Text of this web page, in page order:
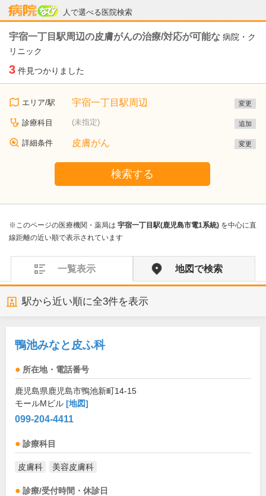
人で選べる医院検索
病院なび
宇宿一丁目駅周辺の皮膚がんの治療/対応が可能な 病院・ク
リニック
3 件見つかりました
エリア/駅 宇宿一丁目駅周辺 変更
診療科目 (未指定) 追加
詳細条件 皮膚がん 変更
検索する
※このページの医療機関・薬局は 宇宿一丁目駅(鹿児島市電1系統) を中心に直
線距離の近い順で表示されています
一覧表示 地図で検索
駅から近い順に全3件を表示
鴨池みなと皮ふ科
所在地・電話番号
鹿児島県鹿児島市鴨池新町14-15
モールMビル [地図]
099-204-4411
診療科目
皮膚科 美容皮膚科
診療/受付時間・休診日